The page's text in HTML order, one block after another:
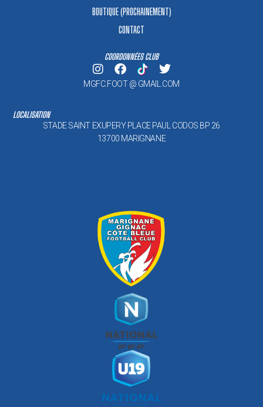
BOUTIQUE (PROCHAINEMENT)
CONTACT
COORDONNÉES CLUB
MGFC.FOOT @ GMAIL.COM
LOCALISATION
STADE SAINT EXUPERY PLACE PAUL CODOS BP 26
13700 MARIGNANE